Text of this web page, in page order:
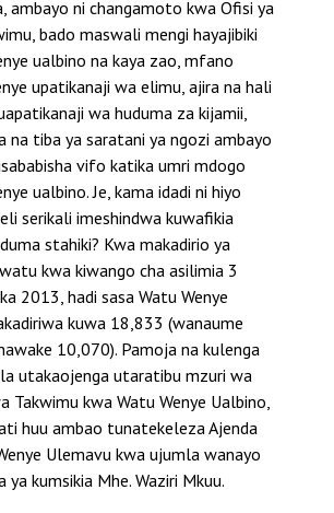
ambayo ni changamoto kwa Ofisi ya
bado maswali mengi hayajibiki
ualbino na kaya zao, mfano
upatikanaji wa elimu, ajira na hali
wa huduma za kijamii,
na tiba ya saratani ya ngozi ambayo
vifo katika umri mdogo
ualbino. Je, kama idadi ni hiyo
serikali imeshindwa kuwafikia
stahiki? Kwa makadirio ya
kwa kiwango cha asilimia 3
2013, hadi sasa Watu Wenye
kuwa 18,833 (wanaume
10,070). Pamoja na kulenga
utakaojenga utaratibu mzuri wa
Takwimu kwa Watu Wenye Ualbino,
huu ambao tunatekeleza Ajenda
Ulemavu kwa ujumla wanayo
ya kumsikia Mhe. Waziri Mkuu.